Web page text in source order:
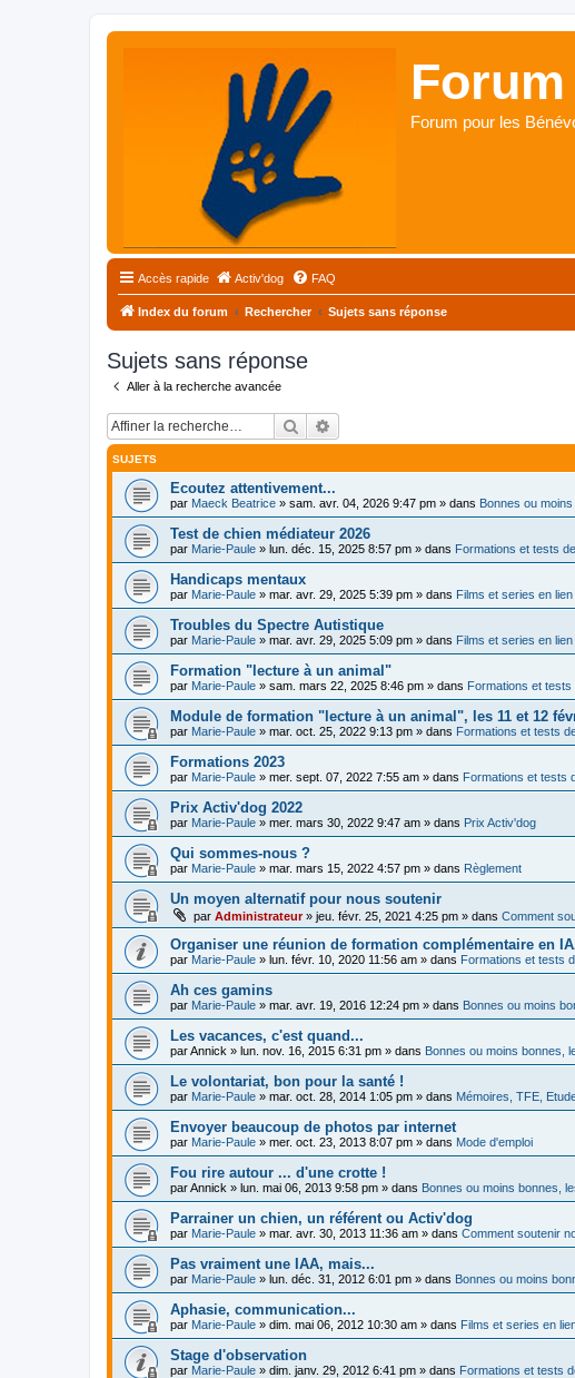
Forum pour les
Accès rapide Activ'dog FAQ
Index du forum Rechercher Sujets sans réponse
Sujets sans réponse
Aller à la recherche avancée
Rechercher
SUJETS
Ecoutez attentivement...
par Maeck Beatrice » sam. avr. 04, 2026 9:47 pm » dans Bonnes ou
Test de chien médiateur 2026
par Marie-Paule » lun. déc. 15, 2025 8:57 pm » dans Formations et tests
Handicaps mentaux
par Marie-Paule » mar. avr. 29, 2025 5:39 pm » dans Films et series en
Troubles du Spectre Autistique
par Marie-Paule » mar. avr. 29, 2025 5:09 pm » dans Films et series en
Formation "lecture à un animal"
par Marie-Paule » sam. mars 22, 2025 8:46 pm » dans Formations et tests
Module de formation "lecture à un animal", les 11 et 12
par Marie-Paule » mar. oct. 25, 2022 9:13 pm » dans Formations et tests
Formations 2023
par Marie-Paule » mer. sept. 07, 2022 7:55 am » dans Formations et tests
Prix Activ'dog 2022
par Marie-Paule » mer. mars 30, 2022 9:47 am » dans Prix Activ'dog
Qui sommes-nous ?
par Marie-Paule » mar. mars 15, 2022 4:57 pm » dans Règlement
Un moyen alternatif pour nous soutenir
par Administrateur» jeu. févr. 25, 2021 4:25 pm » dans Comment
Organiser une réunion de formation complémentaire en
par Marie-Paule » lun. févr. 10, 2020 11:56 am » dans Formations et tests
Ah ces gamins
par Marie-Paule » mar. avr. 19, 2016 12:24 pm » dans Bonnes ou moins
Les vacances, c'est quand...
parAnnick » lun. nov. 16, 2015 6:31 pm » dans Bonnes ou moins bonnes,
Le volontariat, bon pour la santé !
par Marie-Paule » mar. oct. 28, 2014 1:05 pm » dans Mémoires, TFE,
Envoyer beaucoup de photos par internet
par Marie-Paule » mer. oct. 23, 2013 8:07 pm » dans Mode d'emploi
Fou rire autour ... d'une crotte !
parAnnick » lun. mai 06, 2013 9:58 pm » dans Bonnes ou moins bonnes,
Parrainer un chien, un référent ou Activ'dog
par Marie-Paule » mar. avr. 30, 2013 11:36 am » dans Comment soutenir
Pas vraiment une IAA, mais...
par Marie-Paule » lun. déc. 31, 2012 6:01 pm » dans Bonnes ou moins
Aphasie, communication...
par Marie-Paule » dim. mai 06, 2012 10:30 am » dans Films et series en
Stage d'observation
par Marie-Paule » dim. janv. 29, 2012 6:41 pm » dans Formations et tests